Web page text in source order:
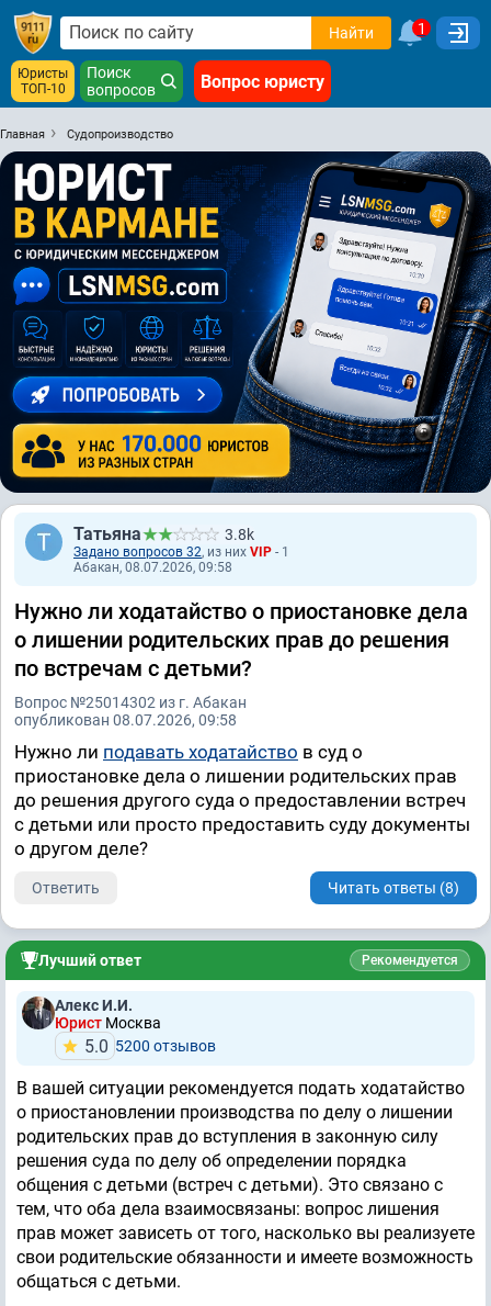
Найти 1
Юристы
ТОП-10
Поиск
вопросов
Вопрос юристу
Главная Судопроизводство
Татьяна 3.8k
Задано вопросов 32, из них VIP - 1
Абакан, 08.07.2026, 09:58
Нужно ли ходатайство о приостановке дела
о лишении родительских прав до решения
по встречам с детьми?
Вопрос №25014302 из г. Абакан
опубликован 08.07.2026, 09:58
Нужно ли подавать ходатайство в суд о
приостановке дела о лишении родительских прав
до решения другого суда о предоставлении встреч
с детьми или просто предоставить суду документы
о другом деле?
Ответить Читать ответы (8)
Лучший ответ Рекомендуется
Алекс И.И.
Юрист Москва
5.0 5200 отзывов
В вашей ситуации рекомендуется подать ходатайство
о приостановлении производства по делу о лишении
родительских прав до вступления в законную силу
решения суда по делу об определении порядка
общения с детьми (встреч с детьми). Это связано с
тем, что оба дела взаимосвязаны: вопрос лишения
прав может зависеть от того, насколько вы реализуете
свои родительские обязанности и имеете возможность
общаться с детьми.